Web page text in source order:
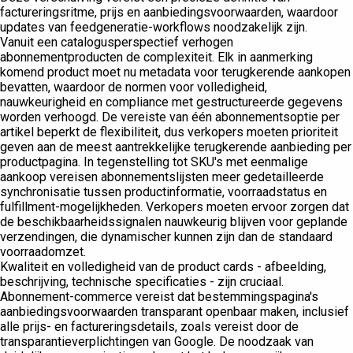
factureringsritme, prijs en aanbiedingsvoorwaarden, waardoor
updates van feedgeneratie-workflows noodzakelijk zijn.
Vanuit een catalogusperspectief verhogen
abonnementproducten de complexiteit. Elk in aanmerking
komend product moet nu metadata voor terugkerende aankopen
bevatten, waardoor de normen voor volledigheid,
nauwkeurigheid en compliance met gestructureerde gegevens
worden verhoogd. De vereiste van één abonnementsoptie per
artikel beperkt de flexibiliteit, dus verkopers moeten prioriteit
geven aan de meest aantrekkelijke terugkerende aanbieding per
productpagina. In tegenstelling tot SKU's met eenmalige
aankoop vereisen abonnementslijsten meer gedetailleerde
synchronisatie tussen productinformatie, voorraadstatus en
fulfillment-mogelijkheden. Verkopers moeten ervoor zorgen dat
de beschikbaarheidssignalen nauwkeurig blijven voor geplande
verzendingen, die dynamischer kunnen zijn dan de standaard
voorraadomzet.
Kwaliteit en volledigheid van de product cards - afbeelding,
beschrijving, technische specificaties - zijn cruciaal.
Abonnement-commerce vereist dat bestemmingspagina's
aanbiedingsvoorwaarden transparant openbaar maken, inclusief
alle prijs- en factureringsdetails, zoals vereist door de
transparantieverplichtingen van Google. De noodzaak van